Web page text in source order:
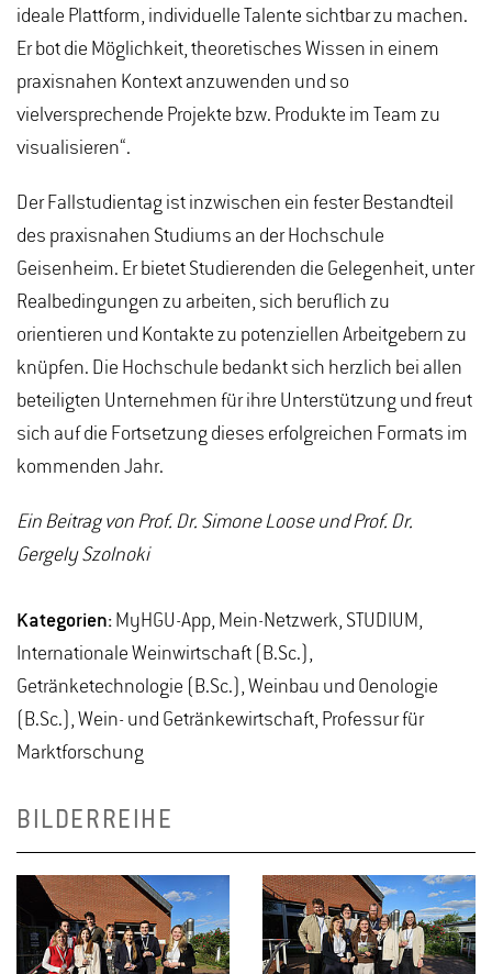
ideale Plattform, individuelle Talente sichtbar zu machen.
Er bot die Möglichkeit, theoretisches Wissen in einem
praxisnahen Kontext anzuwenden und so
vielversprechende Projekte bzw. Produkte im Team zu
visualisieren“.
Der Fallstudientag ist inzwischen ein fester Bestandteil
des praxisnahen Studiums an der Hochschule
Geisenheim. Er bietet Studierenden die Gelegenheit, unter
Realbedingungen zu arbeiten, sich beruflich zu
orientieren und Kontakte zu potenziellen Arbeitgebern zu
knüpfen. Die Hochschule bedankt sich herzlich bei allen
beteiligten Unternehmen für ihre Unterstützung und freut
sich auf die Fortsetzung dieses erfolgreichen Formats im
kommenden Jahr.
Ein Beitrag von Prof. Dr. Simone Loose und Prof. Dr.
Gergely Szolnoki
Kategorien: MyHGU-App, Mein-Netzwerk, STUDIUM,
Internationale Weinwirtschaft (B.Sc.),
Getränketechnologie (B.Sc.), Weinbau und Oenologie
(B.Sc.), Wein- und Getränkewirtschaft, Professur für
Marktforschung
BILDERREIHE